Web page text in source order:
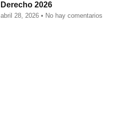
Derecho 2026
abril 28, 2026 No hay comentarios